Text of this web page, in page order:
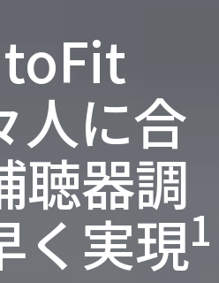
人に合
聴器調
く実現1